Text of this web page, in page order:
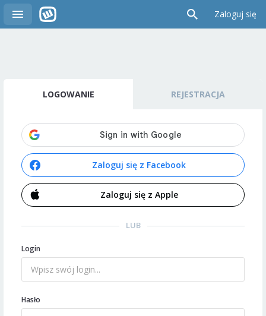
Zaloguj się
LOGOWANIE REJESTRACJA
Zaloguj się z Facebook
Zaloguj się z Apple
LUB
Login
Hasło